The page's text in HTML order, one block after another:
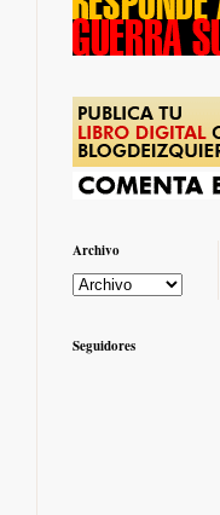
Archivo
Seguidores